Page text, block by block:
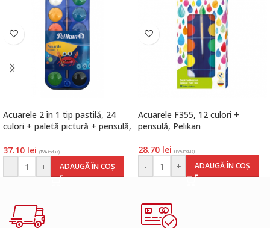
Acuarele 2 în 1 tip pastilă, 24
culori + paletă pictură + pensulă,
37.10 lei (TVA inclus)
- + ADAUGĂ ÎN COȘ
Acuarele F355, 12 culori +
pensulă, Pelikan
28.70 lei (TVA inclus)
- + ADAUGĂ ÎN COȘ